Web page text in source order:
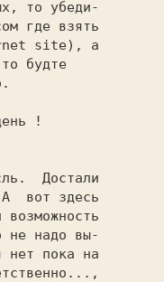
где взять
будте
вот здесь
не надо вы-
пока на